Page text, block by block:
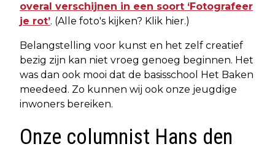
overal verschijnen in een soort ‘Fotografeer
je rot’. (Alle foto's kijken? Klik hier.)
Belangstelling voor kunst en het zelf creatief
bezig zijn kan niet vroeg genoeg beginnen. Het
was dan ook mooi dat de basisschool Het Baken
meedeed. Zo kunnen wij ook onze jeugdige
inwoners bereiken.
Onze columnist Hans den